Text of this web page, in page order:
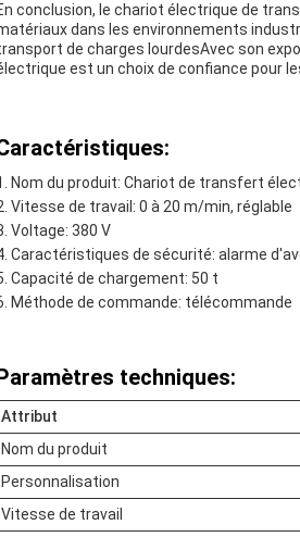
conclusion, le chariot électrique de
dans les environnements
de charges lourdesAvec son
est un choix de confiance pour
Nom du produit: Chariot de transfert
Vitesse de travail: 0 à 20 m/min, réglable
Voltage: 380 V
Caractéristiques de sécurité: alarme
Capacité de chargement: 50 t
Méthode de commande: télécommande
techniques:
Attribut
Nom du produit
Personnalisation
Vitesse de travail